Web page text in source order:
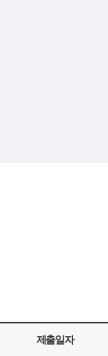
제출일자